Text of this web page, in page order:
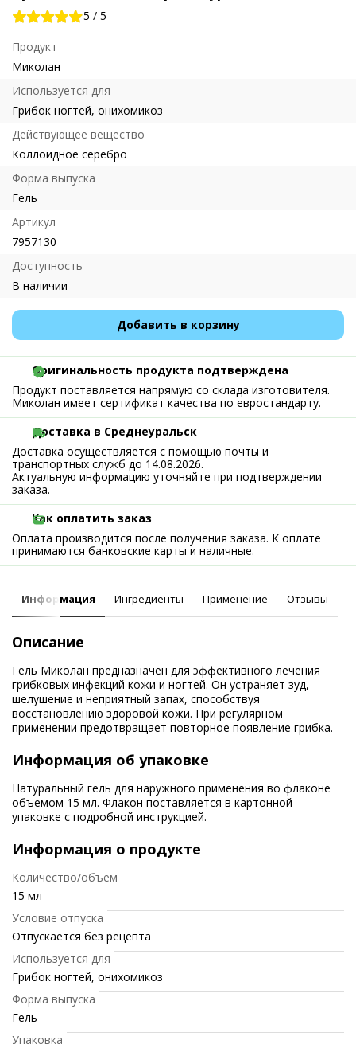
5 / 5
Продукт
Миколан
Используется для
Грибок ногтей, онихомикоз
Действующее вещество
Коллоидное серебро
Форма выпуска
Гель
Артикул
7957130
Доступность
В наличии
Добавить в корзину
Оригинальность продукта подтверждена
Продукт поставляется напрямую со склада изготовителя.
Миколан имеет сертификат качества по евростандарту.
Доставка в Среднеуральск
Доставка осуществляется с помощью почты и
транспортных служб до 14.08.2026.
Актуальную информацию уточняйте при подтверждении
заказа.
Как оплатить заказ
Оплата производится после получения заказа. К оплате
принимаются банковские карты и наличные.
Информация Ингредиенты Применение Отзывы
Описание
Гель Миколан предназначен для эффективного лечения
грибковых инфекций кожи и ногтей. Он устраняет зуд,
шелушение и неприятный запах, способствуя
восстановлению здоровой кожи. При регулярном
применении предотвращает повторное появление грибка.
Информация об упаковке
Натуральный гель для наружного применения во флаконе
объемом 15 мл. Флакон поставляется в картонной
упаковке с подробной инструкцией.
Информация о продукте
Количество/объем
15 мл
Условие отпуска
Отпускается без рецепта
Используется для
Грибок ногтей, онихомикоз
Форма выпуска
Гель
Упаковка